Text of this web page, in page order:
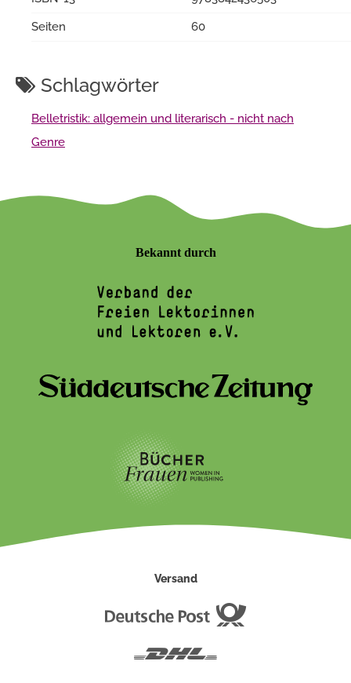
Seiten
60
Schlagwörter
Belletristik: allgemein und literarisch - nicht nach
Genre
Bekannt durch
Versand